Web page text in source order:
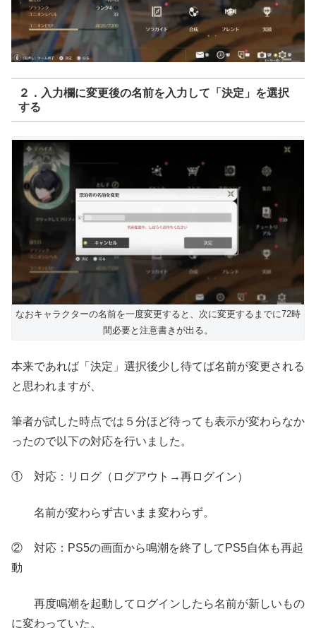
２．入力欄に変更後の名前を入力して「決定」を選択
する
なおキャラクターの名前を一度変更すると、次に変更するまでに72時
間必要と注意書きが出る。
本来であれば「決定」選択後少し待てば名前が変更される
と思われますが、
筆者が試した時点では５分ほど待っても表示が変わらなか
ったので以下の対応を行いました。
① 対応：リログ（ログアウト→再ログイン）
名前が変わらず古いまま変わらず。
② 対応：PS5の画面から鳴潮を終了してPS5自体も再起
動
再度鳴潮を起動してログインしたら名前が新しいもの
に変わっていた。